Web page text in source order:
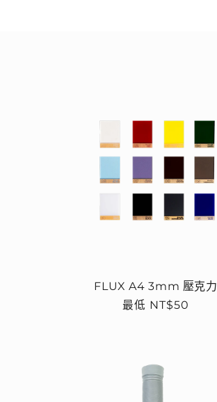
FLUX A4 3mm 壓克力
定
最低 NT$50